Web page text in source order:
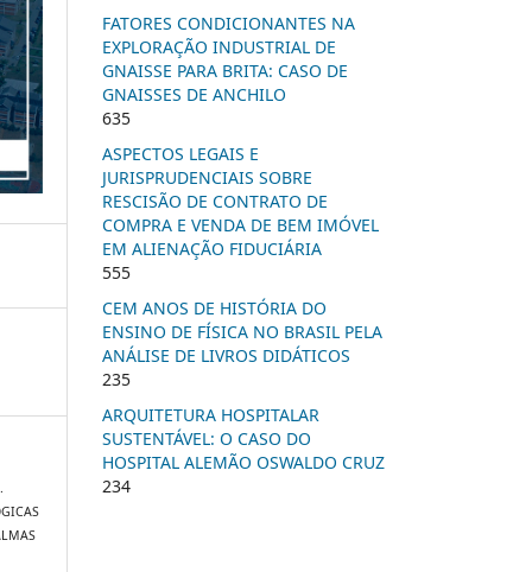
FATORES CONDICIONANTES NA
EXPLORAÇÃO INDUSTRIAL DE
GNAISSE PARA BRITA: CASO DE
GNAISSES DE ANCHILO
635
ASPECTOS LEGAIS E
JURISPRUDENCIAIS SOBRE
RESCISÃO DE CONTRATO DE
COMPRA E VENDA DE BEM IMÓVEL
EM ALIENAÇÃO FIDUCIÁRIA
555
CEM ANOS DE HISTÓRIA DO
ENSINO DE FÍSICA NO BRASIL PELA
ANÁLISE DE LIVROS DIDÁTICOS
235
ARQUITETURA HOSPITALAR
SUSTENTÁVEL: O CASO DO
HOSPITAL ALEMÃO OSWALDO CRUZ
234